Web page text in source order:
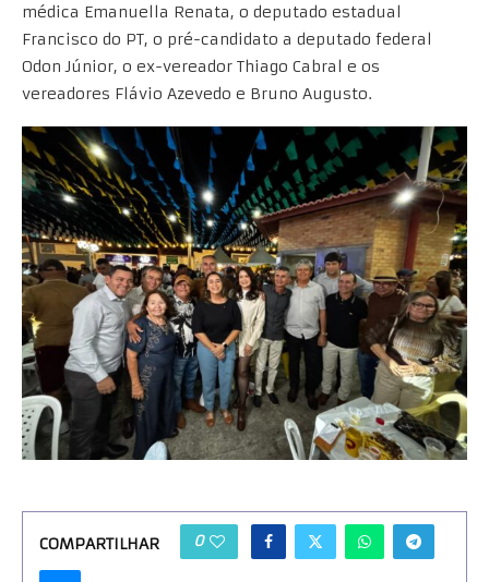
médica Emanuella Renata, o deputado estadual
Francisco do PT, o pré-candidato a deputado federal
Odon Júnior, o ex-vereador Thiago Cabral e os
vereadores Flávio Azevedo e Bruno Augusto.
COMPARTILHAR 0